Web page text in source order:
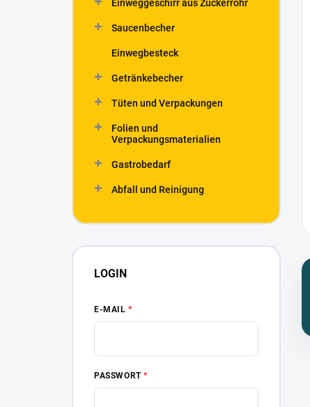
Einweggeschirr aus Zuckerrohr
Saucenbecher
Einwegbesteck
Getränkebecher
Tüten und Verpackungen
Folien und
Verpackungsmaterialien
Gastrobedarf
Abfall und Reinigung
LOGIN
E-MAIL
PASSWORT